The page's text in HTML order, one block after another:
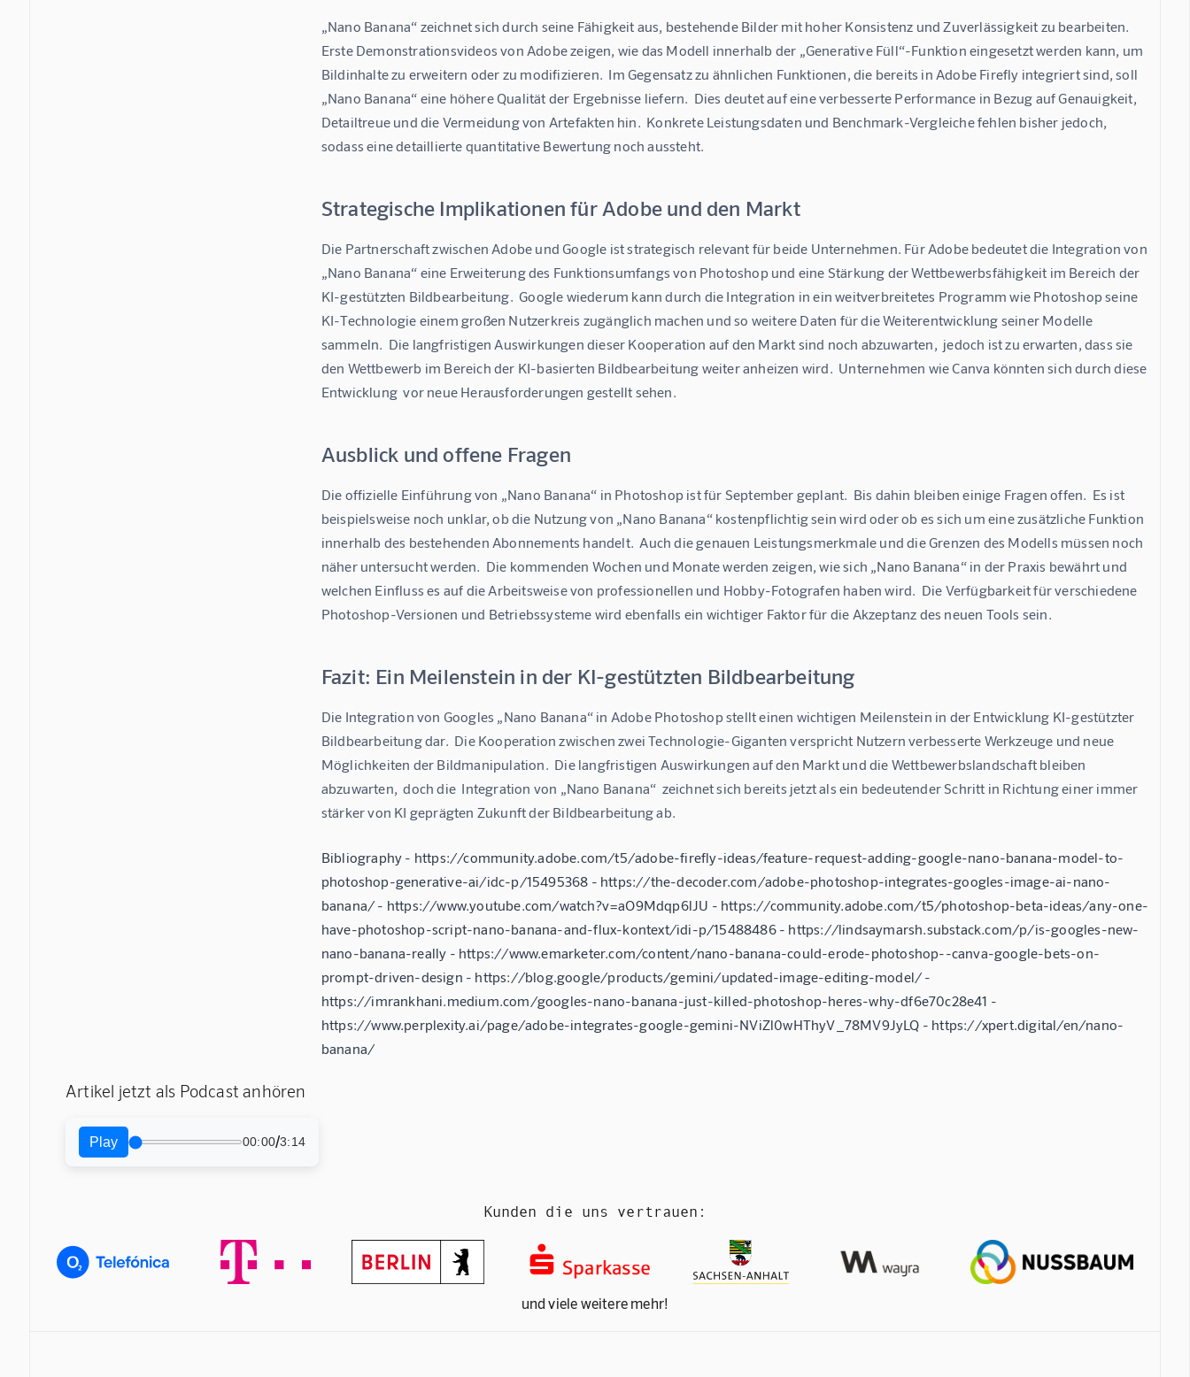
„Nano Banana“ zeichnet sich durch seine Fähigkeit aus, bestehende Bilder mit hoher Konsistenz und Zuverlässigkeit zu bearbeiten.
Erste Demonstrationsvideos von Adobe zeigen, wie das Modell innerhalb der „Generative Füll“-Funktion eingesetzt werden kann, um
Bildinhalte zu erweitern oder zu modifizieren.  Im Gegensatz zu ähnlichen Funktionen, die bereits in Adobe Firefly integriert sind, soll
„Nano Banana“ eine höhere Qualität der Ergebnisse liefern.  Dies deutet auf eine verbesserte Performance in Bezug auf Genauigkeit,
Detailtreue und die Vermeidung von Artefakten hin.  Konkrete Leistungsdaten und Benchmark-Vergleiche fehlen bisher jedoch,
sodass eine detaillierte quantitative Bewertung noch aussteht.
Strategische Implikationen für Adobe und den Markt
Die Partnerschaft zwischen Adobe und Google ist strategisch relevant für beide Unternehmen. Für Adobe bedeutet die Integration von
„Nano Banana“ eine Erweiterung des Funktionsumfangs von Photoshop und eine Stärkung der Wettbewerbsfähigkeit im Bereich der
KI-gestützten Bildbearbeitung.  Google wiederum kann durch die Integration in ein weitverbreitetes Programm wie Photoshop seine
KI-Technologie einem großen Nutzerkreis zugänglich machen und so weitere Daten für die Weiterentwicklung seiner Modelle
sammeln.  Die langfristigen Auswirkungen dieser Kooperation auf den Markt sind noch abzuwarten,  jedoch ist zu erwarten, dass sie
den Wettbewerb im Bereich der KI-basierten Bildbearbeitung weiter anheizen wird.  Unternehmen wie Canva könnten sich durch diese
Entwicklung  vor neue Herausforderungen gestellt sehen.
Ausblick und offene Fragen
Die offizielle Einführung von „Nano Banana“ in Photoshop ist für September geplant.  Bis dahin bleiben einige Fragen offen.  Es ist
beispielsweise noch unklar, ob die Nutzung von „Nano Banana“ kostenpflichtig sein wird oder ob es sich um eine zusätzliche Funktion
innerhalb des bestehenden Abonnements handelt.  Auch die genauen Leistungsmerkmale und die Grenzen des Modells müssen noch
näher untersucht werden.  Die kommenden Wochen und Monate werden zeigen, wie sich „Nano Banana“ in der Praxis bewährt und
welchen Einfluss es auf die Arbeitsweise von professionellen und Hobby-Fotografen haben wird.  Die Verfügbarkeit für verschiedene
Photoshop-Versionen und Betriebssysteme wird ebenfalls ein wichtiger Faktor für die Akzeptanz des neuen Tools sein.
Fazit: Ein Meilenstein in der KI-gestützten Bildbearbeitung
Die Integration von Googles „Nano Banana“ in Adobe Photoshop stellt einen wichtigen Meilenstein in der Entwicklung KI-gestützter
Bildbearbeitung dar.  Die Kooperation zwischen zwei Technologie-Giganten verspricht Nutzern verbesserte Werkzeuge und neue
Möglichkeiten der Bildmanipulation.  Die langfristigen Auswirkungen auf den Markt und die Wettbewerbslandschaft bleiben
abzuwarten,  doch die  Integration von „Nano Banana“  zeichnet sich bereits jetzt als ein bedeutender Schritt in Richtung einer immer
stärker von KI geprägten Zukunft der Bildbearbeitung ab.
Bibliography - https://community.adobe.com/t5/adobe-firefly-ideas/feature-request-adding-google-nano-banana-model-to-
photoshop-generative-ai/idc-p/15495368 - https://the-decoder.com/adobe-photoshop-integrates-googles-image-ai-nano-
banana/ - https://www.youtube.com/watch?v=aO9Mdqp6lJU - https://community.adobe.com/t5/photoshop-beta-ideas/any-one-
have-photoshop-script-nano-banana-and-flux-kontext/idi-p/15488486 - https://lindsaymarsh.substack.com/p/is-googles-new-
nano-banana-really - https://www.emarketer.com/content/nano-banana-could-erode-photoshop--canva-google-bets-on-
prompt-driven-design - https://blog.google/products/gemini/updated-image-editing-model/ -
https://imrankhani.medium.com/googles-nano-banana-just-killed-photoshop-heres-why-df6e70c28e41 -
https://www.perplexity.ai/page/adobe-integrates-google-gemini-NViZl0wHThyV_78MV9JyLQ - https://xpert.digital/en/nano-
banana/
Artikel jetzt als Podcast anhören
Play 00:00/3:14
Kunden die uns vertrauen:
und viele weitere mehr!